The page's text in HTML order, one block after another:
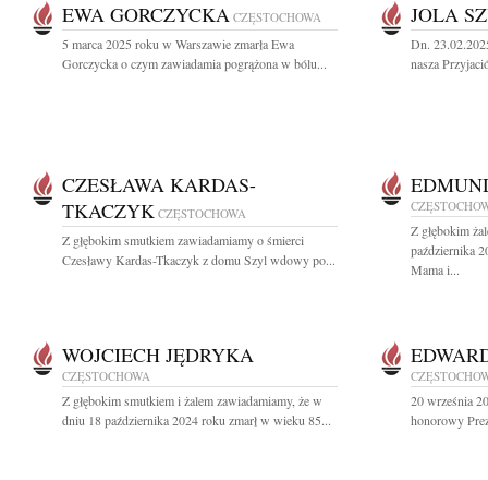
EWA GORCZYCKA CZĘSTOCHOWA
5 marca 2025 roku w Warszawie zmarła Ewa
Gorczycka o czym zawiadamia pogrążona w bólu...
JOLA
Dn.
nasza
CZESŁAWA KARDAS-
TKACZYK CZĘSTOCHOWA
Z głębokim smutkiem zawiadamiamy o śmierci
Czesławy Kardas-Tkaczyk z domu Szyl wdowy po...
Z głębokim
października
Mama i...
WOJCIECH JĘDRYKA
CZĘSTOCHOWA
Z głębokim smutkiem i żalem zawiadamiamy, że w
dniu 18 października 2024 roku zmarł w wieku 85...
20 września
honorowy